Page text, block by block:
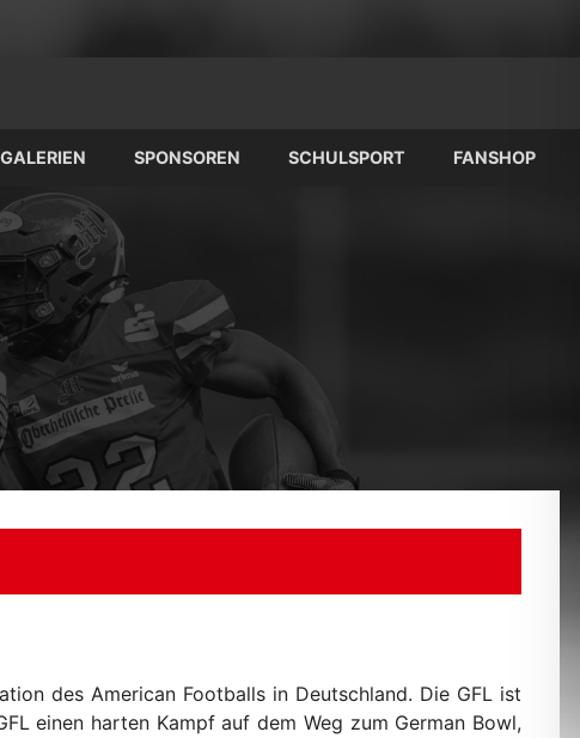
GALERIEN SPONSOREN SCHULSPORT FANSHOP
des American Footballs in Deutschland. Die GFL ist
einen harten Kampf auf dem Weg zum German Bowl,